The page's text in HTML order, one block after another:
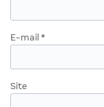
E-mail *
Site